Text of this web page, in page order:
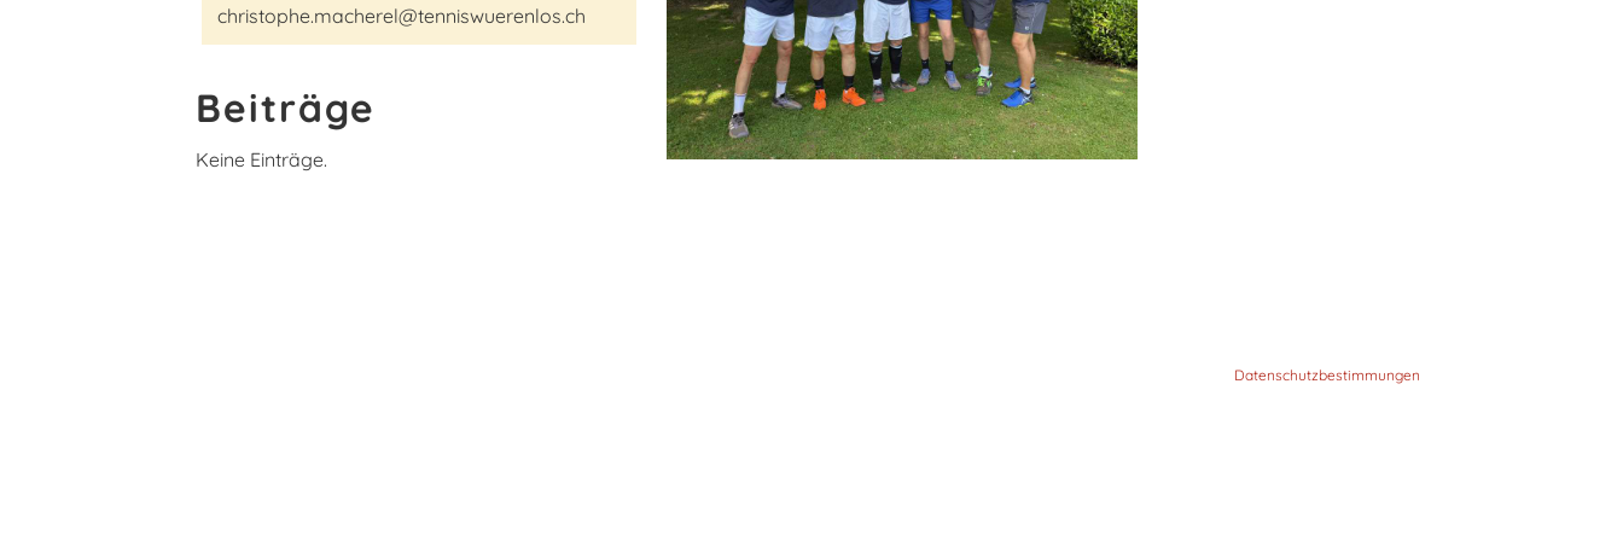
christophe.macherel@tenniswuerenlos.ch
Beiträge
Keine Einträge.
Datenschutzbestimmungen